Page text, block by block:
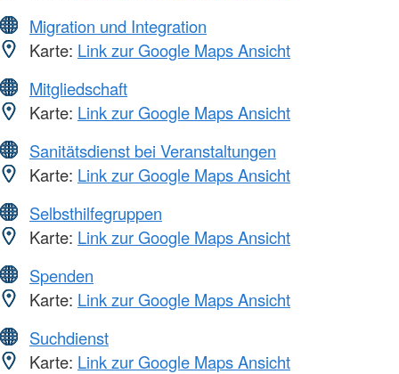
Migration und Integration
Karte: Link zur Google Maps Ansicht
Mitgliedschaft
Karte: Link zur Google Maps Ansicht
Sanitätsdienst bei Veranstaltungen
Karte: Link zur Google Maps Ansicht
Selbsthilfegruppen
Karte: Link zur Google Maps Ansicht
Spenden
Karte: Link zur Google Maps Ansicht
Suchdienst
Karte: Link zur Google Maps Ansicht